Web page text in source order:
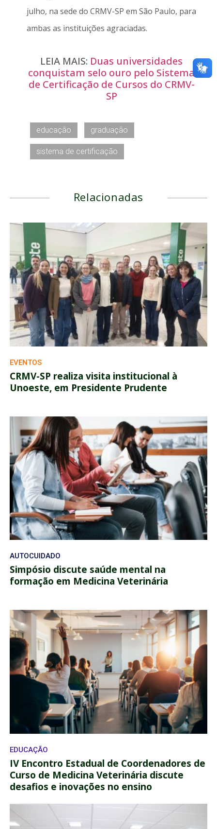
julho, na sede do CRMV-SP em São Paulo, para
ambas as instituições agraciadas.
LEIA MAIS: Duas universidades
conquistam selo ouro pelo Sistema
de Certificação de Cursos do CRMV-
SP
educação graduação
sistema de certificação
Relacionadas
EVENTOS
CRMV-SP realiza visita institucional à
Unoeste, em Presidente Prudente
AUTOCUIDADO
Simpósio discute saúde mental na
formação em Medicina Veterinária
EDUCAÇÃO
IV Encontro Estadual de Coordenadores de
Curso de Medicina Veterinária discute
desafios e inovações no ensino